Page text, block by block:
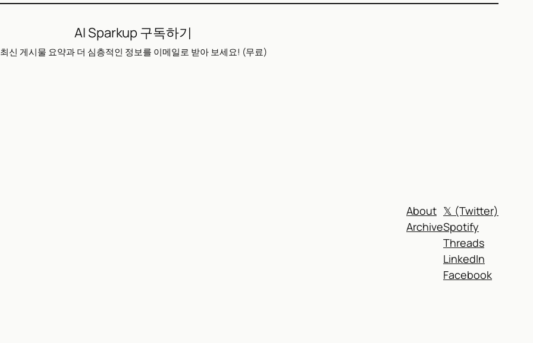
AI Sparkup 구독하기
최신 게시물 요약과 더 심층적인 정보를 이메일로 받아 보세요! (무료)
About
Archive
𝕏 (Twitter)
Spotify
Threads
LinkedIn
Facebook